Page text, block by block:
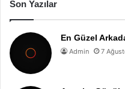
Son Yazılar
En Güzel
Admin 7